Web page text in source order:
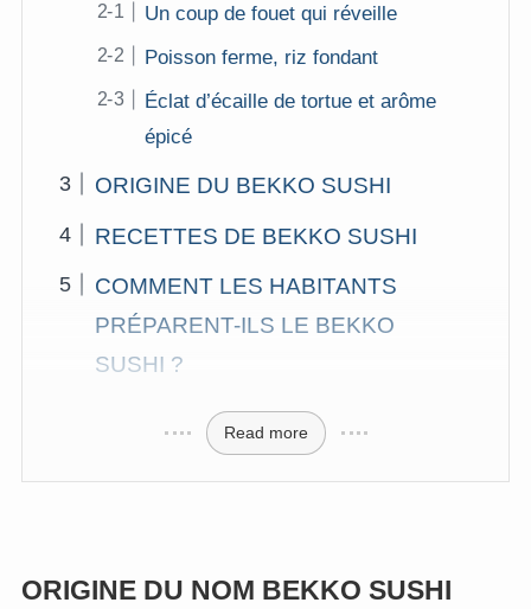
Un coup de fouet qui réveille
Poisson ferme, riz fondant
Éclat d’écaille de tortue et arôme
épicé
ORIGINE DU BEKKO SUSHI
RECETTES DE BEKKO SUSHI
COMMENT LES HABITANTS
PRÉPARENT-ILS LE BEKKO
SUSHI ?
Read more
ORIGINE DU NOM BEKKO SUSHI